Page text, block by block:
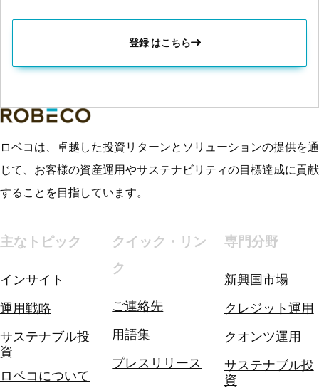
登録 はこちら
ロベコは、卓越した投資リターンとソリューションの提供を通
じて、お客様の資産運用やサステナビリティの目標達成に貢献
することを目指しています。
主なトピック
インサイト
運用戦略
サステナブル投
資
ロベコについて
クイック・リン
ク
ご連絡先
用語集
プレスリリース
専門分野
新興国市場
クレジット運用
クオンツ運用
サステナブル投
資